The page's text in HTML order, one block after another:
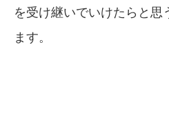
を受け継いでいけたらと思
ます。